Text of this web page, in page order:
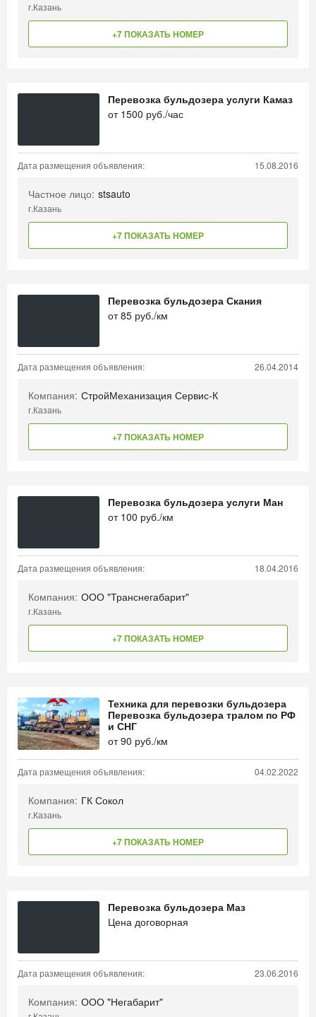
г.Казань
+7 ПОКАЗАТЬ НОМЕР
Перевозка бульдозера услуги Камаз
от 1500 руб./час
Дата размещения объявления: 15.08.2016
Частное лицо: stsauto
г.Казань
+7 ПОКАЗАТЬ НОМЕР
Перевозка бульдозера Скания
от85 руб./км
Дата размещения объявления: 26.04.2014
Компания: СтройМеханизация Сервис-К
г.Казань
+7 ПОКАЗАТЬ НОМЕР
Перевозка бульдозера услуги Ман
от 100 руб./км
Дата размещения объявления: 18.04.2016
Компания: ООО "Транснегабарит"
г.Казань
+7 ПОКАЗАТЬ НОМЕР
Техника для перевозки бульдозера
Перевозка бульдозера тралом по РФ
и СНГ
от90 руб./км
Дата размещения объявления: 04.02.2022
Компания: ГК Сокол
г.Казань
+7 ПОКАЗАТЬ НОМЕР
Перевозка бульдозера Маз
Цена договорная
Дата размещения объявления: 23.06.2016
Компания: ООО "Негабарит"